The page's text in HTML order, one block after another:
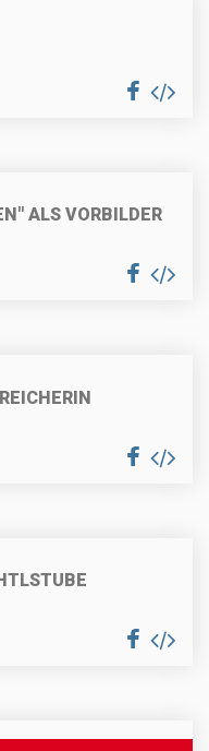
ALS VORBILDER